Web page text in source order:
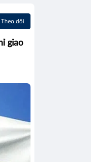
Theo dõi
giao